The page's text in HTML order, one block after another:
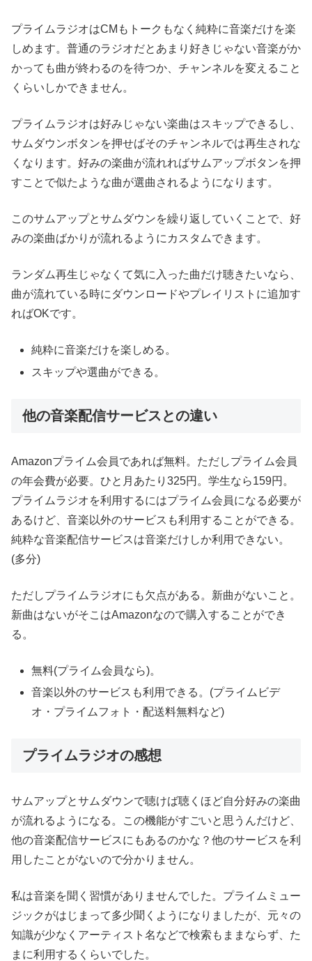
プライムラジオはCMもトークもなく純粋に音楽だけを楽
しめます。普通のラジオだとあまり好きじゃない音楽がか
かっても曲が終わるのを待つか、チャンネルを変えること
くらいしかできません。
プライムラジオは好みじゃない楽曲はスキップできるし、
サムダウンボタンを押せばそのチャンネルでは再生されな
くなります。好みの楽曲が流れればサムアップボタンを押
すことで似たような曲が選曲されるようになります。
このサムアップとサムダウンを繰り返していくことで、好
みの楽曲ばかりが流れるようにカスタムできます。
ランダム再生じゃなくて気に入った曲だけ聴きたいなら、
曲が流れている時にダウンロードやプレイリストに追加す
ればOKです。
純粋に音楽だけを楽しめる。
スキップや選曲ができる。
他の音楽配信サービスとの違い
Amazonプライム会員であれば無料。ただしプライム会員
の年会費が必要。ひと月あたり325円。学生なら159円。
プライムラジオを利用するにはプライム会員になる必要が
あるけど、音楽以外のサービスも利用することができる。
純粋な音楽配信サービスは音楽だけしか利用できない。
(多分)
ただしプライムラジオにも欠点がある。新曲がないこと。
新曲はないがそこはAmazonなので購入することができ
る。
無料(プライム会員なら)。
音楽以外のサービスも利用できる。(プライムビデ
オ・プライムフォト・配送料無料など)
プライムラジオの感想
サムアップとサムダウンで聴けば聴くほど自分好みの楽曲
が流れるようになる。この機能がすごいと思うんだけど、
他の音楽配信サービスにもあるのかな？他のサービスを利
用したことがないので分かりません。
私は音楽を聞く習慣がありませんでした。プライムミュー
ジックがはじまって多少聞くようになりましたが、元々の
知識が少なくアーティスト名などで検索もままならず、た
まに利用するくらいでした。